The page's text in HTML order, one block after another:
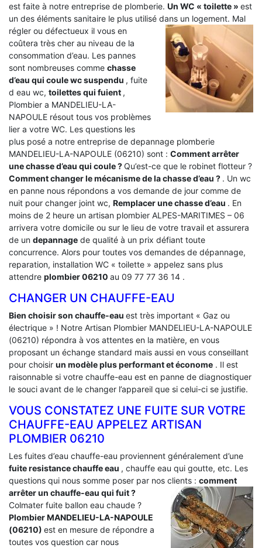
est faite à notre entreprise de plomberie. Un WC « toilette » est
un des éléments sanitaire le plus utilisé dans un logement. Mal
régler ou défectueux il vous en
coûtera très cher au niveau de la
consommation d’eau. Les pannes
sont nombreuses comme chasse
d’eau qui coule wc suspendu , fuite
d eau wc, toilettes qui fuient ,
Plombier a MANDELIEU-LA-
NAPOULE résout tous vos problèmes
lier a votre WC. Les questions les
plus posé a notre entreprise de depannage plomberie
MANDELIEU-LA-NAPOULE (06210) sont : Comment arrêter
une chasse d’eau qui coule ?Qu’est-ce que le robinet flotteur ?
Comment changer le mécanisme de la chasse d’eau ? . Un wc
en panne nous répondons a vos demande de jour comme de
nuit pour changer joint wc, Remplacer une chasse d’eau . En
moins de 2 heure un artisan plombier ALPES-MARITIMES – 06
arrivera votre domicile ou sur le lieu de votre travail et assurera
de un depannage de qualité à un prix défiant toute
concurrence. Alors pour toutes vos demandes de dépannage,
reparation, installation WC « toilette » appelez sans plus
attendre plombier 06210 au 09 77 77 36 14 .
CHANGER UN CHAUFFE-EAU
Bien choisir son chauffe-eau est très important « Gaz ou
électrique » ! Notre Artisan Plombier MANDELIEU-LA-NAPOULE
(06210) répondra à vos attentes en la matière, en vous
proposant un échange standard mais aussi en vous conseillant
pour choisir un modèle plus performant et économe . Il est
raisonnable si votre chauffe-eau est en panne de diagnostiquer
le souci avant de le changer l’appareil que si celui-ci se justifie.
VOUS CONSTATEZ UNE FUITE SUR VOTRE
CHAUFFE-EAU APPELEZ ARTISAN
PLOMBIER 06210
Les fuites d’eau chauffe-eau proviennent généralement d’une
fuite resistance chauffe eau , chauffe eau qui goutte, etc. Les
questions qui nous somme poser par nos clients : comment
arrêter un chauffe-eau qui fuit ?
Colmater fuite ballon eau chaude ?
Plombier MANDELIEU-LA-NAPOULE
(06210) est en mesure de répondre a
toutes vos question car nous